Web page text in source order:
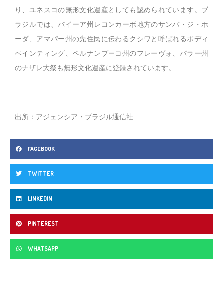
り、ユネスコの無形文化遺産としても認められています。ブ
ラジルでは、バイーア州レコンカーボ地方のサンバ・ジ・ホ
ーダ、アマパー州の先住民に伝わるクシワと呼ばれるボディ
ペインティング、ペルナンブーコ州のフレーヴォ、パラー州
のナザレ大祭も無形文化遺産に登録されています。
出所：アジェンシア・ブラジル通信社
FACEBOOK
TWITTER
LINKEDIN
PINTEREST
WHATSAPP